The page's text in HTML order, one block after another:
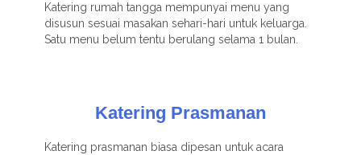
Katering rumah tangga mempunyai menu yang
disusun sesuai masakan sehari-hari untuk keluarga.
Satu menu belum tentu berulang selama 1 bulan.
Katering Prasmanan
Katering prasmanan biasa dipesan untuk acara